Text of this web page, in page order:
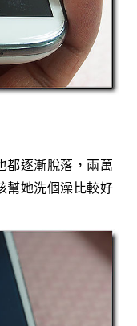
都逐漸脫落，兩萬
幫她洗個澡比較好